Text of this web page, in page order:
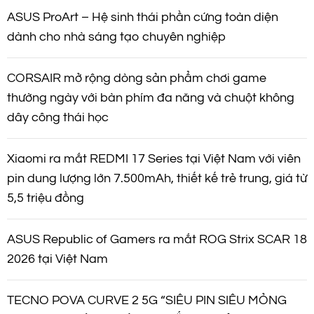
m
ASUS ProArt – Hệ sinh thái phần cứng toàn diện
dành cho nhà sáng tạo chuyên nghiệp
CORSAIR mở rộng dòng sản phẩm chơi game
thường ngày với bàn phím đa năng và chuột không
dây công thái học
Xiaomi ra mắt REDMI 17 Series tại Việt Nam với viên
pin dung lượng lớn 7.500mAh, thiết kế trẻ trung, giá từ
5,5 triệu đồng
ASUS Republic of Gamers ra mắt ROG Strix SCAR 18
2026 tại Việt Nam
TECNO POVA CURVE 2 5G “SIÊU PIN SIÊU MỎNG